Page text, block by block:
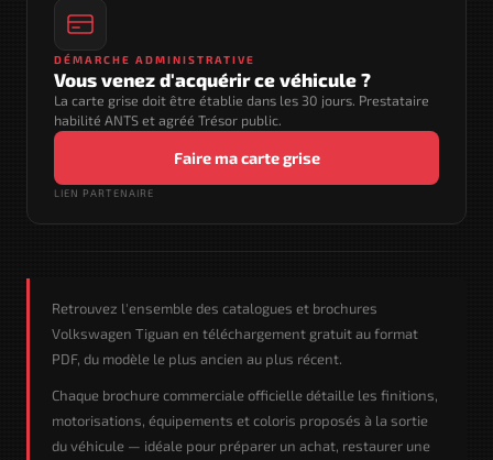
DÉMARCHE ADMINISTRATIVE
Vous venez d'acquérir ce véhicule ?
La carte grise doit être établie dans les 30 jours. Prestataire
habilité ANTS et agréé Trésor public.
Faire ma carte grise
LIEN PARTENAIRE
Retrouvez l'ensemble des catalogues et brochures
Volkswagen Tiguan en téléchargement gratuit au format
PDF, du modèle le plus ancien au plus récent.
Chaque brochure commerciale officielle détaille les finitions,
motorisations, équipements et coloris proposés à la sortie
du véhicule — idéale pour préparer un achat, restaurer une